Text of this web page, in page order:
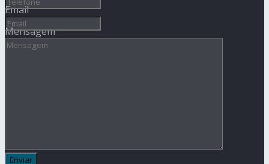
Email
Mensagem